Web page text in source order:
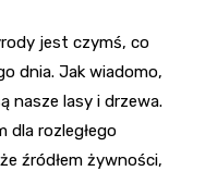
jest czymś, co
dnia. Jak wiadomo,
nasze lasy i drzewa.
dla rozległego
źródłem żywności,